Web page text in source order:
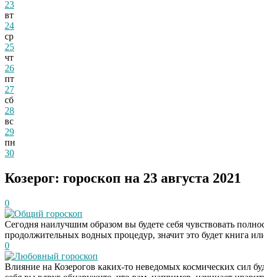
23
вт
24
ср
25
чт
26
пт
27
сб
28
вс
29
пн
30
Козерог: гороскоп на 23 августа 2021
0
Общий гороскоп
Сегодня наилучшим образом вы будете себя чувствовать
продолжительных водных процедур, значит это будет книга
0
Любовный гороскоп
Влияние на Козерогов каких-то неведомых космических сил